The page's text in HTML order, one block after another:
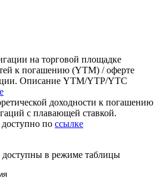
на торговой площадке
к погашению (YTM) / оферте
Описание YTM/YTP/YTC
доходности к погашению
с плавающей ставкой.
по ссылке
доступны в режиме таблицы